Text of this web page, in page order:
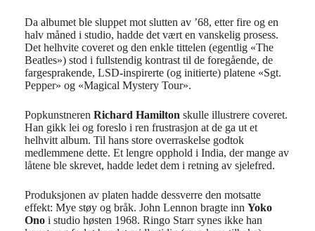
Da albumet ble sluppet mot slutten av ’68, etter fire og en
halv måned i studio, hadde det vært en vanskelig prosess.
Det helhvite coveret og den enkle tittelen (egentlig «The
Beatles») stod i fullstendig kontrast til de foregående, de
fargesprakende, LSD-inspirerte (og initierte) platene «Sgt.
Pepper» og «Magical Mystery Tour».
Popkunstneren Richard Hamilton skulle illustrere coveret.
Han gikk lei og foreslo i ren frustrasjon at de ga ut et
helhvitt album. Til hans store overraskelse godtok
medlemmene dette. Et lengre opphold i India, der mange av
låtene ble skrevet, hadde ledet dem i retning av sjelefred.
Produksjonen av platen hadde dessverre den motsatte
effekt: Mye støy og bråk. John Lennon bragte inn Yoko
Ono i studio høsten 1968. Ringo Starr synes ikke han